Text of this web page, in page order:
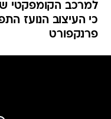
למרכב הקומפקטי
כי העיצוב הנועז
פרנקפורט